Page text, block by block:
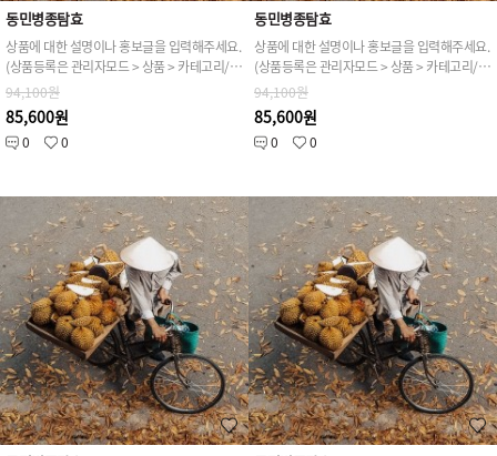
동민병종탐효
상품에 대한 설명이나 홍보글을 입력해주세요.
(상품등록은 관리자모드 > 상품 > 카테고리/상품관리 > 상품등록 가능)
94,100원
85,600원
0 0
동민병종탐효
상품에 대한 설명이나 홍보글을 입력해주세요.
(상품등록은 관리자모드 > 상품 > 카테고리/상품관리 > 상품등록 가능)
94,100원
85,600원
0 0